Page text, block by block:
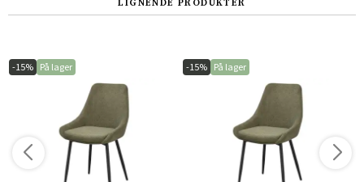
LIGNENDE PRODUKTER
-15% På lager -15% På lager